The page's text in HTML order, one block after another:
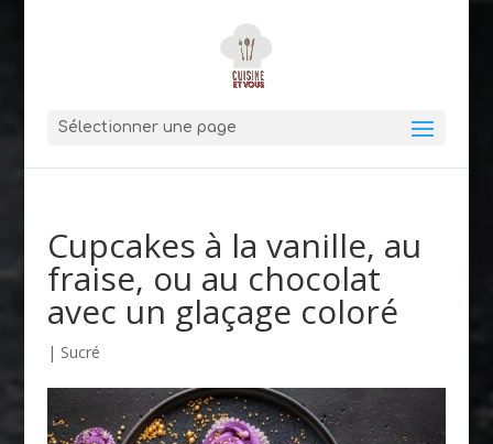
Sélectionner une page
Cupcakes à la vanille, au
fraise, ou au chocolat
avec un glaçage coloré
| Sucré